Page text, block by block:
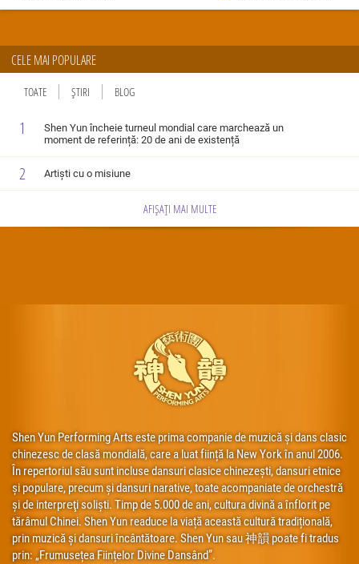
CELE MAI POPULARE
TOATE ȘTIRI BLOG
1
Shen Yun încheie turneul mondial care marchează un
moment de referință: 20 de ani de existență
2 Artiști cu o misiune
AFIȘAȚI MAI MULTE
Shen Yun Performing Arts este prima companie de muzică și dans clasic
chinezesc de clasă mondială, care a luat ființă la New York în anul 2006.
În repertoriul său sunt incluse dansuri clasice chinezești, dansuri etnice
și populare, precum și dansuri narative, toate acompaniate de orchestră
și de interpreţi soliști. Timp de 5.000 de ani, cultura divină a înflorit pe
tărâmul Chinei. Shen Yun readuce la viață această cultură tradițională,
prin muzică și dansuri încântătoare. Shen Yun sau 神韻 poate fi tradus
prin: „Frumusețea Ființelor Divine Dansând”.